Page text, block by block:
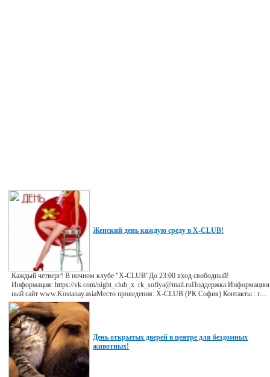
Женский день каждую среду в X-CLUB!
Каждый четверг! В ночном клубе "X-CLUB"До 23:00 вход свободный!
Информация: https://vk.com/night_club_x
ный сайт www.Kostanay.asiaМесто проведения: X-CLUB (РК София) Контакты : г....
День открытых дверей в центре для бездомных
животных!